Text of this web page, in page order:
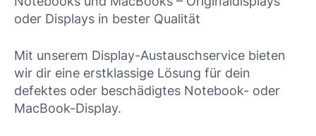
oder Displays in bester Qualität
Mit unserem Display-Austauschservice bieten
wir dir eine erstklassige Lösung für dein
defektes oder beschädigtes Notebook- oder
MacBook-Display.